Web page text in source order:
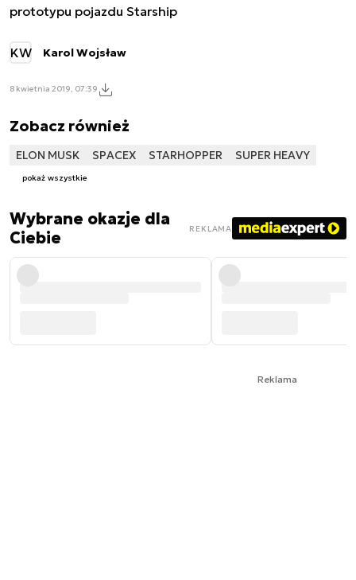
prototypu pojazdu Starship
KW Karol Wojsław
8 kwietnia 2019, 07:39
Zobacz również
ELON MUSK SPACEX STARHOPPER SUPER HEAVY
pokaż wszystkie
Wybrane okazje dla
Ciebie
REKLAMA
Reklama